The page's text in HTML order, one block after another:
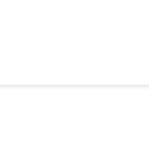
gia đình nhỏ 3-4